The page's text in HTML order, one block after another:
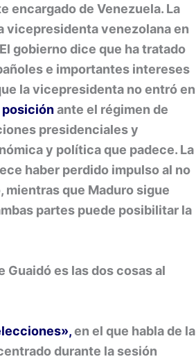
encargado de Venezuela. La
vicepresidenta venezolana en
gobierno dice que ha tratado
e importantes intereses
la vicepresidenta no entró en
posiciónante el régimen de
presidenciales y
y política que padece. La
haber perdido impulso al no
que Maduro sigue
partes puede posibilitar la
Guaidó es las dos cosas al
en el que habla de la
durante la sesión